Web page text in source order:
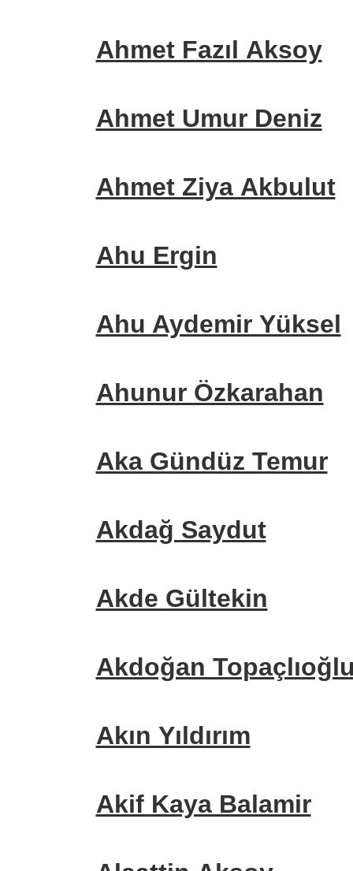
Ahmet Fazıl Aksoy
Ahmet Umur Deniz
Ahmet Ziya Akbulut
Ahu Ergin
Ahu Aydemir Yüksel
Ahunur Özkarahan
Aka Gündüz Temur
Akdağ Saydut
Akde Gültekin
Akdoğan
Akın Yıldırım
Akif Kaya Balamir